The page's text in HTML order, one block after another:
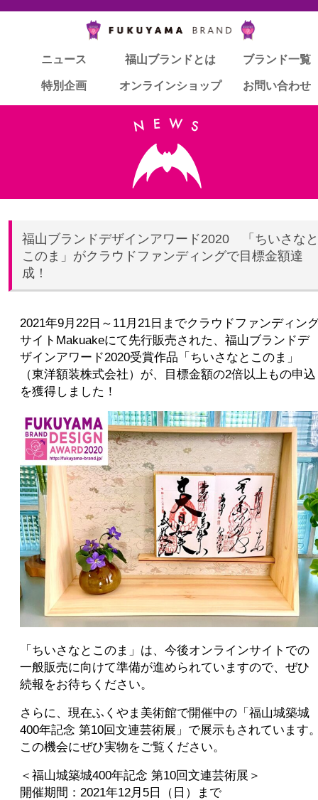
ニュース 福山ブランドとは ブランド一覧
特別企画 オンラインショップ お問い合わせ
ニュース 福山ブランドとは ブランド一覧
特別企画 オンラインショップ お問い合わせ
福山ブランドデザインアワード2020 「ちいさな
このま」がクラウドファンディングで目標金額達
成！
2021年9月22日～11月21日までクラウドファンディン
サイトMakuakeにて先行販売された、福山ブランドデ
ザインアワード2020受賞作品「ちいさなとこのま」
（東洋額装株式会社）が、目標金額の2倍以上もの申込
を獲得しました！
「ちいさなとこのま」は、今後オンラインサイトでの
一般販売に向けて準備が進められていますので、ぜひ
続報をお待ちください。
さらに、現在ふくやま美術館で開催中の「福山城築城
400年記念 第10回文連芸術展」で展示もされています
この機会にぜひ実物をご覧ください。
＜福山城築城400年記念 第10回文連芸術展＞
開催期間：2021年12月5日（日）まで